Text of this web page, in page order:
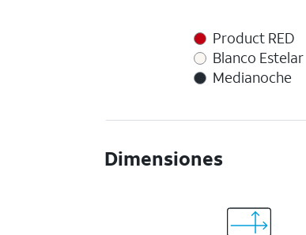
Product RED
Blanco Estelar
Medianoche
Dimensiones